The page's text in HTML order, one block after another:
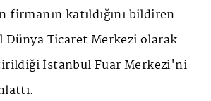
firmanın katıldığını bildiren
Dünya Ticaret Merkezi olarak
İstanbul Fuar Merkezi'ni